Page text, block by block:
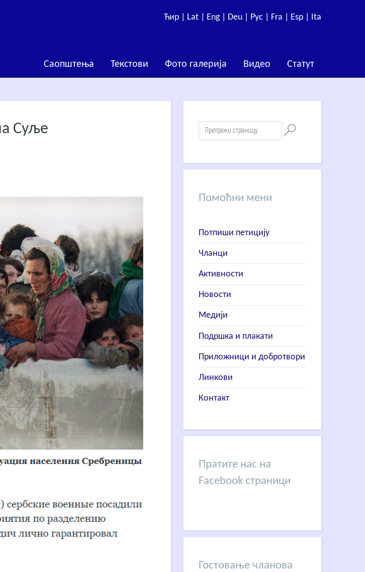
Ћир | Lat | Eng | Deu | Рус | Fra | Esp | Ita
Саопштења Текстови Фото галерија Видео Статут
Суље
Помоћни мени
Потпиши петицију
Чланци
Активности
Новости
Медији
Подршка и плакати
Приложници и добротвори
Линкови
Контакт
Пратите нас на
Facebook страници
Гостовање чланова